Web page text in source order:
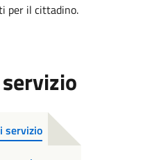
per il cittadino.
servizio